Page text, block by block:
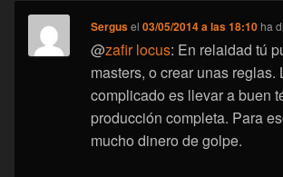
Sergusel03/05/2014 a las 18:10 ha
@zafir locus: En relaidad tú
masters, o crear unas reglas.
complicado es llevar a buen
producción completa. Para
mucho dinero de golpe.